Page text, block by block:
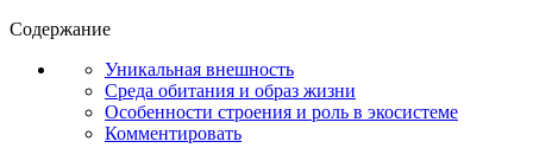
Содержание
Уникальная внешность
Среда обитания и образ жизни
Особенности строения и роль в экосистеме
Комментировать